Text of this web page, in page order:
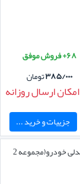
۶۸+ فروش موفق
۳۸۵/۰۰۰تومان
امکان ارسال روزانه
جزییات و خرید ...
پشت گردنی صندلی خودرو(مجموعه 2